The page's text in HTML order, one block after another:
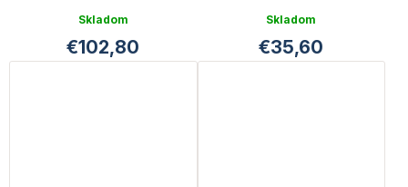
Skladom
€102,80
Skladom
€35,60